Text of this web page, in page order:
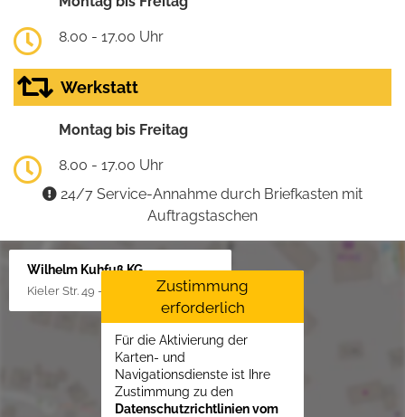
8.00 - 17.00 Uhr
Werkstatt
Montag bis Freitag
8.00 - 17.00 Uhr
24/7 Service-Annahme durch Briefkasten mit
Auftragstaschen
Wilhelm Kuhfuß KG
Kieler Str. 49 - 51, 25451 Quickborn
Zustimmung
erforderlich
Für die Aktivierung der
Karten- und
Navigationsdienste ist Ihre
Zustimmung zu den
Datenschutzrichtlinien vom